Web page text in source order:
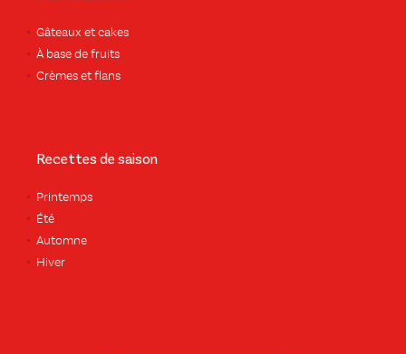
Gâteaux et cakes
À base de fruits
Crèmes et flans
Recettes de saison
Printemps
Été
Automne
Hiver